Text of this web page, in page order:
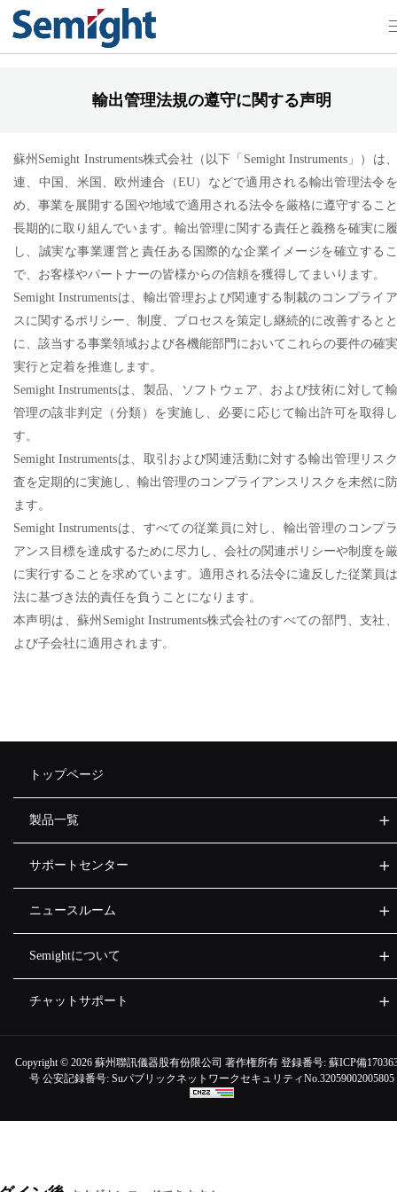
輸出管理法規の遵守に関する声明
輸出管理法規の遵守に関する声明
蘇州Semight Instruments株式会社（以下「Semight Instruments」）は
連、中国、米国、欧州連合（EU）などで適用される輸出管理法令
め、事業を展開する国や地域で適用される法令を厳格に遵守するこ
長期的に取り組んでいます。輸出管理に関する責任と義務を確実に
し、誠実な事業運営と責任ある国際的な企業イメージを確立する
で、お客様やパートナーの皆様からの信頼を獲得してまいります。
Semight Instrumentsは、輸出管理および関連する制裁のコンプライ
スに関するポリシー、制度、プロセスを策定し継続的に改善すると
に、該当する事業領域および各機能部門においてこれらの要件の確
実行と定着を推進します。
Semight Instrumentsは、製品、ソフトウェア、および技術に対して
管理の該非判定（分類）を実施し、必要に応じて輸出許可を取得
す。
Semight Instrumentsは、取引および関連活動に対する輸出管理リス
査を定期的に実施し、輸出管理のコンプライアンスリスクを未然に
ます。
Semight Instrumentsは、すべての従業員に対し、輸出管理のコンプ
アンス目標を達成するために尽力し、会社の関連ポリシーや制度を
に実行することを求めています。適用される法令に違反した従業員
法に基づき法的責任を負うことになります。
本声明は、蘇州Semight Instruments株式会社のすべての部門、支社
よび子会社に適用されます。
トップページ
製品一覧
サポートセンター
ニュースルーム
Semightについて
チャットサポート
Copyright © 2026 蘇州聯訊儀器股有份限公司 著作権所有 登録番号: 蘇ICP備
号 公安記録番号: SuパブリックネットワークセキュリティNo.32059002005805